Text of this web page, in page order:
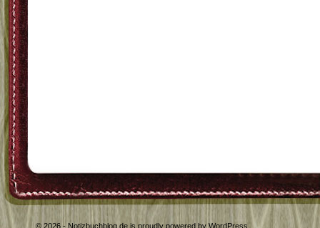
© 2026 - Notizbuchblog.de is proudly powered by WordPress